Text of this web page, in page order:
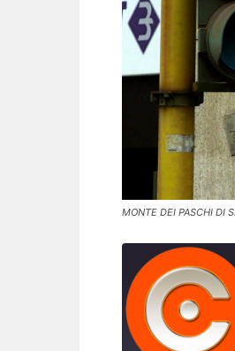
MONTE DEI PASCHI DI